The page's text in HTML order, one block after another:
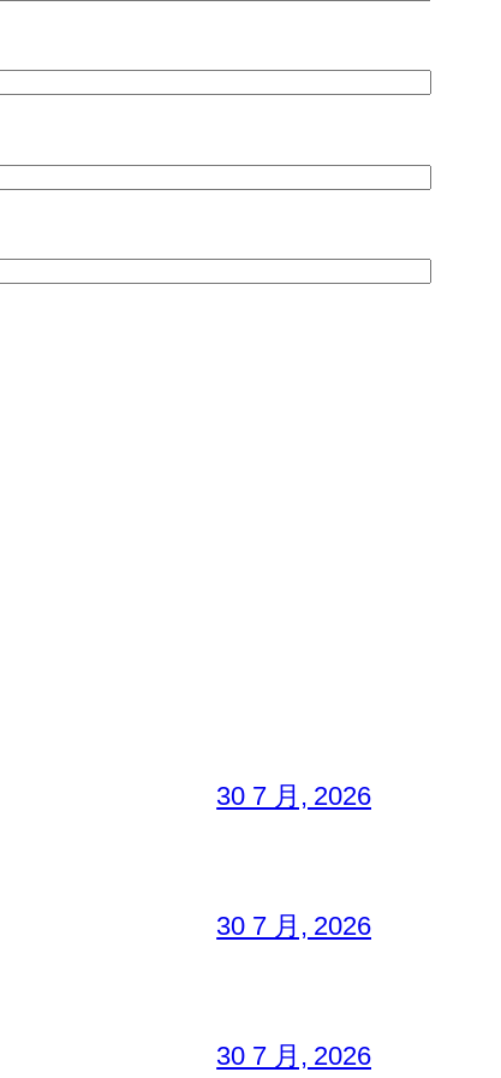
30 7 月, 2026
30 7 月, 2026
30 7 月, 2026